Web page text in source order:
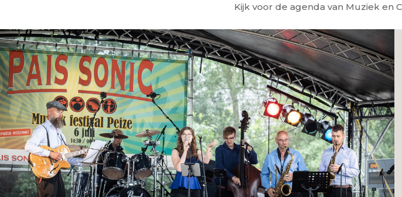
Kijk voor de agenda van Muziek en